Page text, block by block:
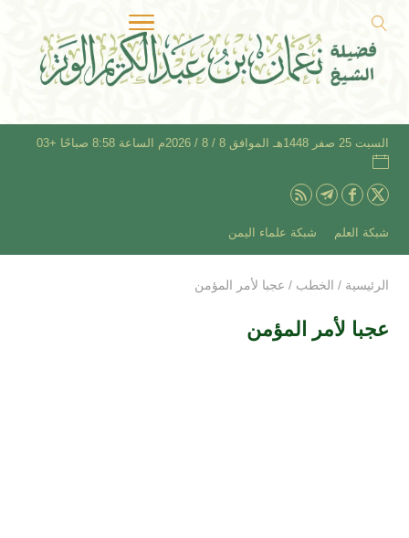
السبت 25 صفر 1448هـ الموافق 8 / 8 / 2026م الساعة 8:58 صباحًا +03
شبكة العلم شبكة علماء اليمن
الرئيسية / الخطب / عجبا لأمر المؤمن
عجبا لأمر المؤمن